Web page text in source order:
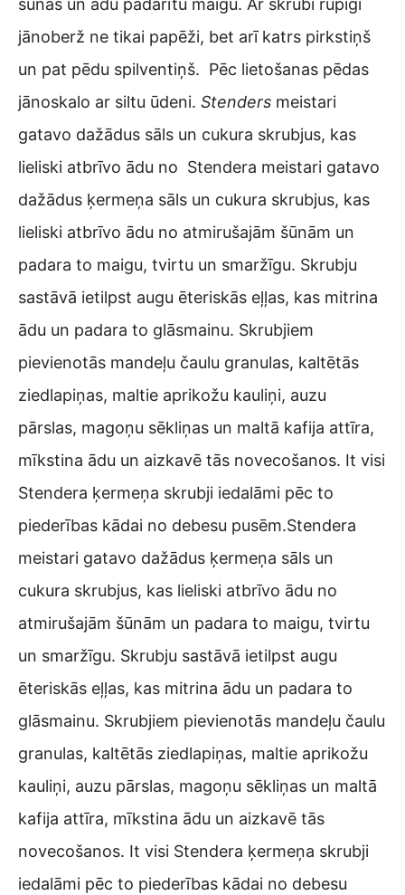
šūnas un ādu padarītu maigu. Ar skrubi rūpīgi
jānoberž ne tikai papēži, bet arī katrs pirkstiņš
un pat pēdu spilventiņš. Pēc lietošanas pēdas
jānoskalo ar siltu ūdeni. Stenders meistari
gatavo dažādus sāls un cukura skrubjus, kas
lieliski atbrīvo ādu no Stendera meistari gatavo
dažādus ķermeņa sāls un cukura skrubjus, kas
lieliski atbrīvo ādu no atmirušajām šūnām un
padara to maigu, tvirtu un smaržīgu. Skrubju
sastāvā ietilpst augu ēteriskās eļļas, kas mitrina
ādu un padara to glāsmainu. Skrubjiem
pievienotās mandeļu čaulu granulas, kaltētās
ziedlapiņas, maltie aprikožu kauliņi, auzu
pārslas, magoņu sēkliņas un maltā kafija attīra,
mīkstina ādu un aizkavē tās novecošanos. It visi
Stendera ķermeņa skrubji iedalāmi pēc to
piederības kādai no debesu pusēm.Stendera
meistari gatavo dažādus ķermeņa sāls un
cukura skrubjus, kas lieliski atbrīvo ādu no
atmirušajām šūnām un padara to maigu, tvirtu
un smaržīgu. Skrubju sastāvā ietilpst augu
ēteriskās eļļas, kas mitrina ādu un padara to
glāsmainu. Skrubjiem pievienotās mandeļu čaulu
granulas, kaltētās ziedlapiņas, maltie aprikožu
kauliņi, auzu pārslas, magoņu sēkliņas un maltā
kafija attīra, mīkstina ādu un aizkavē tās
novecošanos. It visi Stendera ķermeņa skrubji
iedalāmi pēc to piederības kādai no debesu